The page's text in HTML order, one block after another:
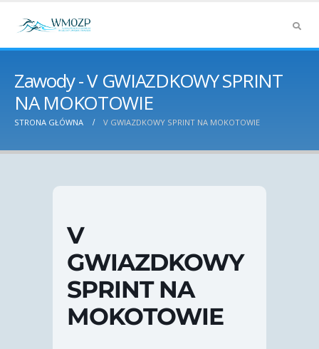
Zawody - V GWIAZDKOWY SPRINT
NA MOKOTOWIE
STRONA GŁÓWNA V GWIAZDKOWY SPRINT NA MOKOTOWIE
V
GWIAZDKOWY
SPRINT NA
MOKOTOWIE